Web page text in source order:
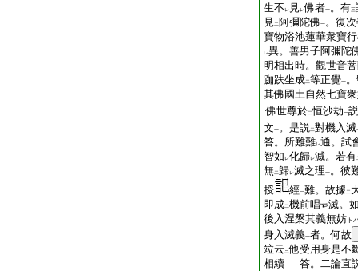
生不 レ 見レ佛者一。有三
見二 阿彌陀佛一。復
寶物浴池蓮華衆寶
レ異。善男子阿彌陀
明相出時。觀世音
跏趺坐成二等正覺一
其佛國土自然七寶
佛世尊於二恒沙劫一
文一。是説二對機入滅
答。所難難レ通。試
智如 レ化歸レ滅。若有
無二歸レ滅之理一。彼
授
經一難。故據二
即成二機前唱
滅。
後入涅槃其義無妨 ト
身入滅義一者。何故
竝云三他受用身是不
相續一
答。二論直